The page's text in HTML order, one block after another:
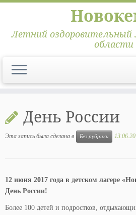
содержимому
Летний оздоровительный
области
День России
Эта запись была сделана в Без рубрики
12 июня 2017 года в детском лагере
День России!
Более 100 детей и подростков,